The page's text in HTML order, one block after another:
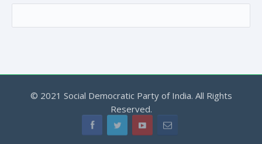
© 2021 Social Democratic Party of India. All Rights
Reserved.